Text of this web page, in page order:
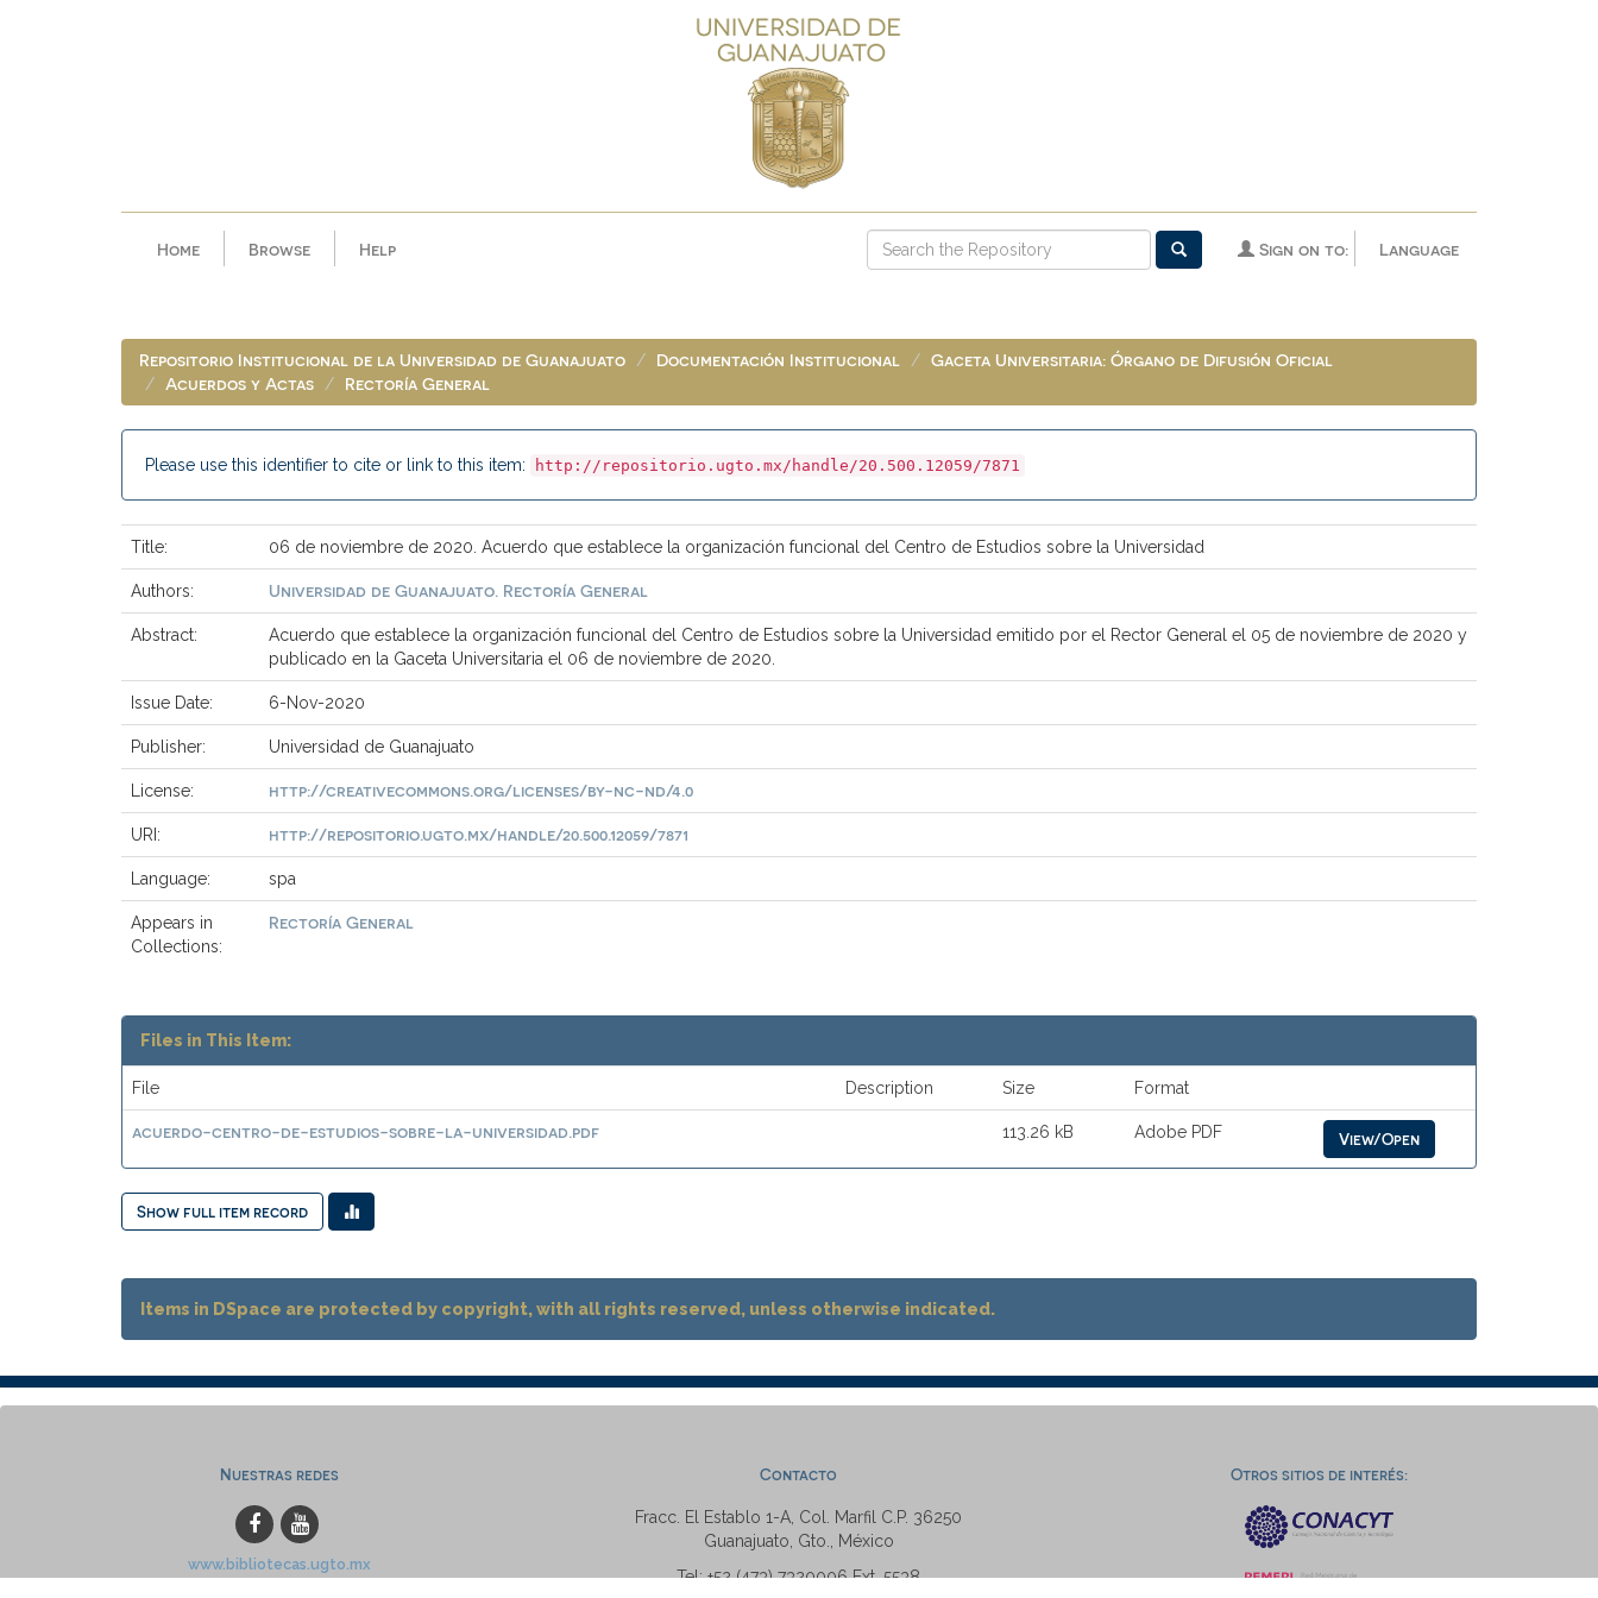
Home Browse Help Language
Sign on to:
Repositorio Institucional de la Universidad de Guanajuato Documentación Institucional
Gaceta Universitaria: Órgano de Difusión Oficial
Acuerdos y Actas
Rectoría General
Please use this identifier to cite or link to this item: http://repositorio.ugto.mx/handle/20.500.12059/7871
Title: 06 de noviembre de 2020. Acuerdo que establece la organización funcional del Centro de Estudios sobre la Universidad
Authors: Universidad de Guanajuato. Rectoría General
Abstract:
Acuerdo que establece la organización funcional del Centro de Estudios sobre la Universidad emitido por el Rector General el 05 de noviembre de 2020 y
publicado en la Gaceta Universitaria el 06 de noviembre de 2020.
Issue Date: 6-Nov-2020
Publisher: Universidad de Guanajuato
License: http://creativecommons.org/licenses/by-nc-nd/4.0
URI: http://repositorio.ugto.mx/handle/20.500.12059/7871
Language: spa
Appears in
Collections:
Rectoría General
Files in This Item:
File Description Size Format
acuerdo-centro-de-estudios-sobre-la-universidad.pdf 113.26 kB Adobe PDF View/Open
Show full item record
Items in DSpace are protected by copyright, with all rights reserved, unless otherwise indicated.
Nuestras redes
www.bibliotecas.ugto.mx
Contacto
Fracc. El Establo 1-A, Col. Marfil C.P. 36250
Guanajuato, Gto., México
Tel: +52 (473) 7320006 Ext. 5538
Otros sitios de interés: